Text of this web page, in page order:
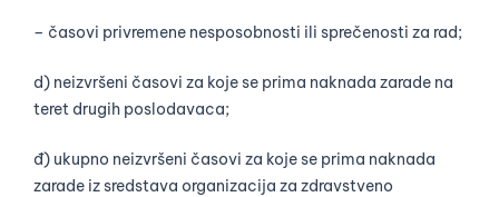
– časovi privremene nesposobnosti ili sprečenosti za rad;
d) neizvršeni časovi za koje se prima naknada zarade na
teret drugih poslodavaca;
đ) ukupno neizvršeni časovi za koje se prima naknada
zarade iz sredstava organizacija za zdravstveno